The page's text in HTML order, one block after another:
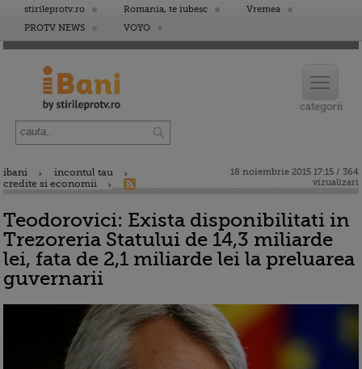
stirileprotv.ro Romania, te iubesc
Vremea
PROTV NEWS
VOYO
ibani
incontul tau
credite si economii
18 noiembrie 2015 17:15 / 364
vizualizari
Teodorovici: Exista disponibilitati in
Trezoreria Statului de 14,3 miliarde
lei, fata de 2,1 miliarde lei la preluarea
guvernarii